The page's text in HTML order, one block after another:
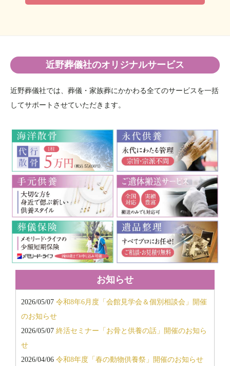
2019年6月
2019年2月
2018年12月
2018年11月
2018年9月
2018年7月
2018年6月
2018年5月
2018年3月
2018年2月
2017年11月
2017年10月
2017年9月
2017年8月
2017年6月
2016年12月
2016年11月
2016年6月
2015年12月
2015年11月
近野葬儀社のオリジナルサービス
近野葬儀社では、葬儀・家族葬にかかわる全てのサービスを一括
してサポートさせていただきます。
お知らせ
2026/05/07 令和8年6月度「会館見学会＆個別相談会」開催
のお知らせ
2026/05/07 終活セミナー「お骨と供養の話」開催のお知ら
せ
2026/04/06 令和8年度「春の動物供養祭」開催のお知らせ